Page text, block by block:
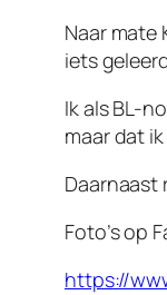
Naar mate
iets
Ik als BL-
maar dat
Daarnaast
Foto’s op
https://